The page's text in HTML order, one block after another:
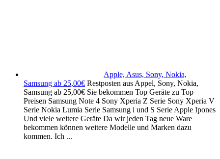
Apple, Asus, Sony, Nokia,
Samsung ab 25,00€ Restposten aus Appel, Sony, Nokia,
Samsung ab 25,00€ Sie bekommen Top Geräte zu Top
Preisen Samsung Note 4 Sony Xperia Z Serie Sony Xperia V
Serie Nokia Lumia Serie Samsung i und S Serie Apple Ipones
Und viele weitere Geräte Da wir jeden Tag neue Ware
bekommen können weitere Modelle und Marken dazu
kommen. Ich ...